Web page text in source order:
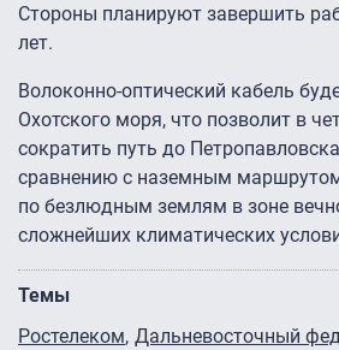
Стороны планируют завершить
лет.
Волоконно-оптический кабель
Охотского моря, что позволит в
сократить путь до
сравнению с наземным
по безлюдным землям в зоне
сложнейших климатических
Темы
Ростелеком Дальневосточный